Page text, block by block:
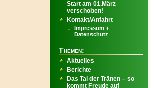
Start am 01.März
verschoben!
Kontakt/Anfahrt
Impressum +
Datenschutz
Themen:
Aktuelles
Berichte
Das Tal der Tränen – so
kommt Freude auf